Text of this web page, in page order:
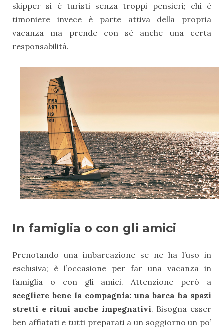
skipper si è turisti senza troppi pensieri; chi è
timoniere invece è parte attiva della propria
vacanza ma prende con sé anche una certa
responsabilità.
In famiglia o con gli amici
Prenotando una imbarcazione se ne ha l’uso in
esclusiva; è l’occasione per far una vacanza in
famiglia o con gli amici. Attenzione però a
scegliere bene la compagnia: una barca ha spazi
stretti e ritmi anche impegnativi. Bisogna esser
ben affiatati e tutti preparati a un soggiorno un po’